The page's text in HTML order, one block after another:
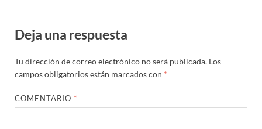
Deja una respuesta
Tu dirección de correo electrónico no será publicada. Los
campos obligatorios están marcados con *
COMENTARIO *